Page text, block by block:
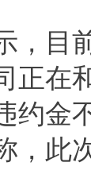
，目
正在
约金
，此